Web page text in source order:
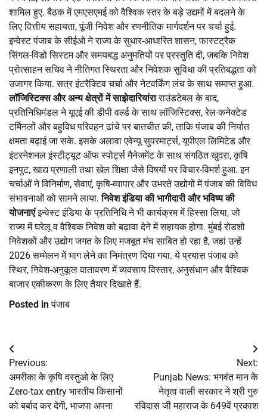
शामिल हुए. बैठक में एमएसएमई को वैश्विक स्तर के बड़े उद्यमों में बदलने के
लिए वित्तीय सहायता, पूंजी निवेश और रणनीतिक मार्गदर्शन पर चर्चा हुई.
इन्वेस्ट पंजाब के सीईओ ने राज्य के सुधार-आधारित शासन, फास्टट्रैक
सिंगल-विंडो सिस्टम और समयबद्ध अनुमतियों पर प्रस्तुति दी, जबकि निवेश
प्रोत्साहन सचिव ने नीतिगत स्थिरता और निवेशक सुविधा की प्रतिबद्धता को
उजागर किया. सत्र इंटरैक्टिव चर्चा और नेटवर्किंग लंच के साथ समाप्त हुआ.
लॉजिस्टिक्स और अन्य क्षेत्रों में साझेदारियांराराउंडटेबल के बाद,
प्रतिनिधिमंडल ने यूएई की डीपी वर्ल्ड के साथ लॉजिस्टिक्स, रेल-कनेक्टेड
टर्मिनलों और बहुविध परिवहन ढांचे पर बातचीत की, ताकि पंजाब की निर्यात
क्षमता बढ़ाई जा सके. इसके अलावा एवेन्यू सुपरमार्ट्स, यूपीएल लिमिटेड और
इंटरनेशनल इंस्टीट्यूट ऑफ स्पोर्ट्स मैनेजमेंट के साथ संगठित खुदरा, कृषि
इनपुट, खाद्य प्रणाली तथा खेल शिक्षा जैसे विषयों पर विचार-विमर्श हुआ. इन
चर्चाओं ने विनिर्माण, सेवाएं, कृषि-व्यापार और उभरते उद्योगों में पंजाब की विविध
संभावनाओं को सामने लाया.निवेश इंडिया की भागीदारी और भविष्य की
योजनाएंइन्वेस्ट इंडिया के प्रतिनिधि ने भी कार्यक्रम में हिस्सा लिया, जो
राज्य में घरेलू व वैश्विक निवेश को बढ़ावा देने में सहायक होगा. मुंबई रोडशो
निवेशकों और उद्योग जगत के लिए मजबूत मंच साबित हो रहा है, जहां उन्हें
2026 सम्मेलन में भाग लेने का निमंत्रण दिया गया. ये प्रयास पंजाब को
स्थिर, निवेश-अनुकूल वातावरण में व्यवसाय विस्तार, अनुसंधान और वैश्विक
बाजार एकीकरण के लिए तैयार दिखाते हैं.
Posted inपंजाब
Post
navigation
Previous:
अमरीका के कृषि वस्तुओ के लिए
Zero-tax entry भारतीय किसानों
को बर्बाद कर देगी, भाजपा अपना
Next:
Punjab News: भगवंत मान के
नेतृत्व वाली सरकार ने श्री गुरु
रविदास जी महाराज के 649वें प्रकाश